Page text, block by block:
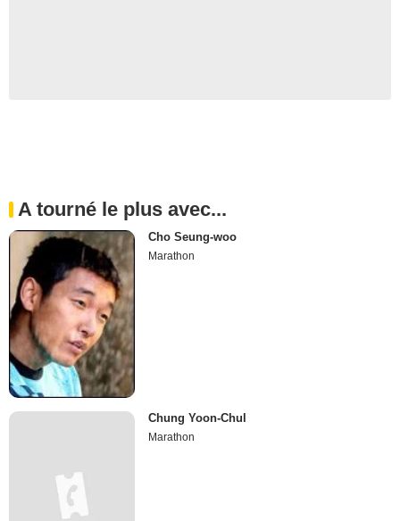
A tourné le plus avec...
Cho Seung-woo
Marathon
Chung Yoon-Chul
Marathon